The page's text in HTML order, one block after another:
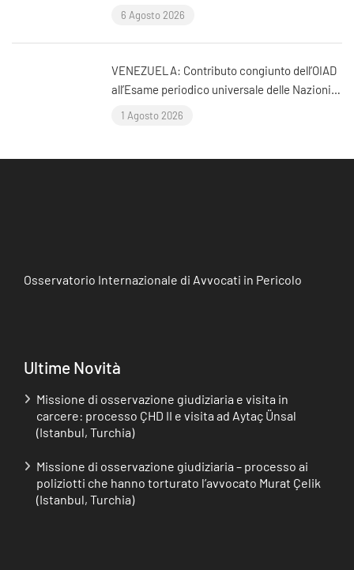
l’avvocato Murat Çelik (Istanbul, Turchia)
6 Agosto 2026
VENEZUELA: Contributo congiunto dell’OIAD
all’Esame periodico universale delle Nazioni
Unite sul Venezuela
1 Agosto 2026
Osservatorio Internazionale di Avvocati in Pericolo
Ultime Novità
Missione di osservazione giudiziaria e visita in
carcere: processo ÇHD II e visita ad Aytaç Ünsal
(Istanbul, Turchia)
Missione di osservazione giudiziaria – processo ai
poliziotti che hanno torturato l’avvocato Murat Çelik
(Istanbul, Turchia)